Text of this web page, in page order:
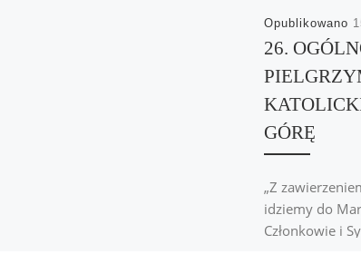
Opublikowano
26.
GÓRĘ
„Z
idziemy do
Członkowie i